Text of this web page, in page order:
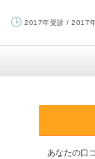
2017年受診 / 2017
あなたの口